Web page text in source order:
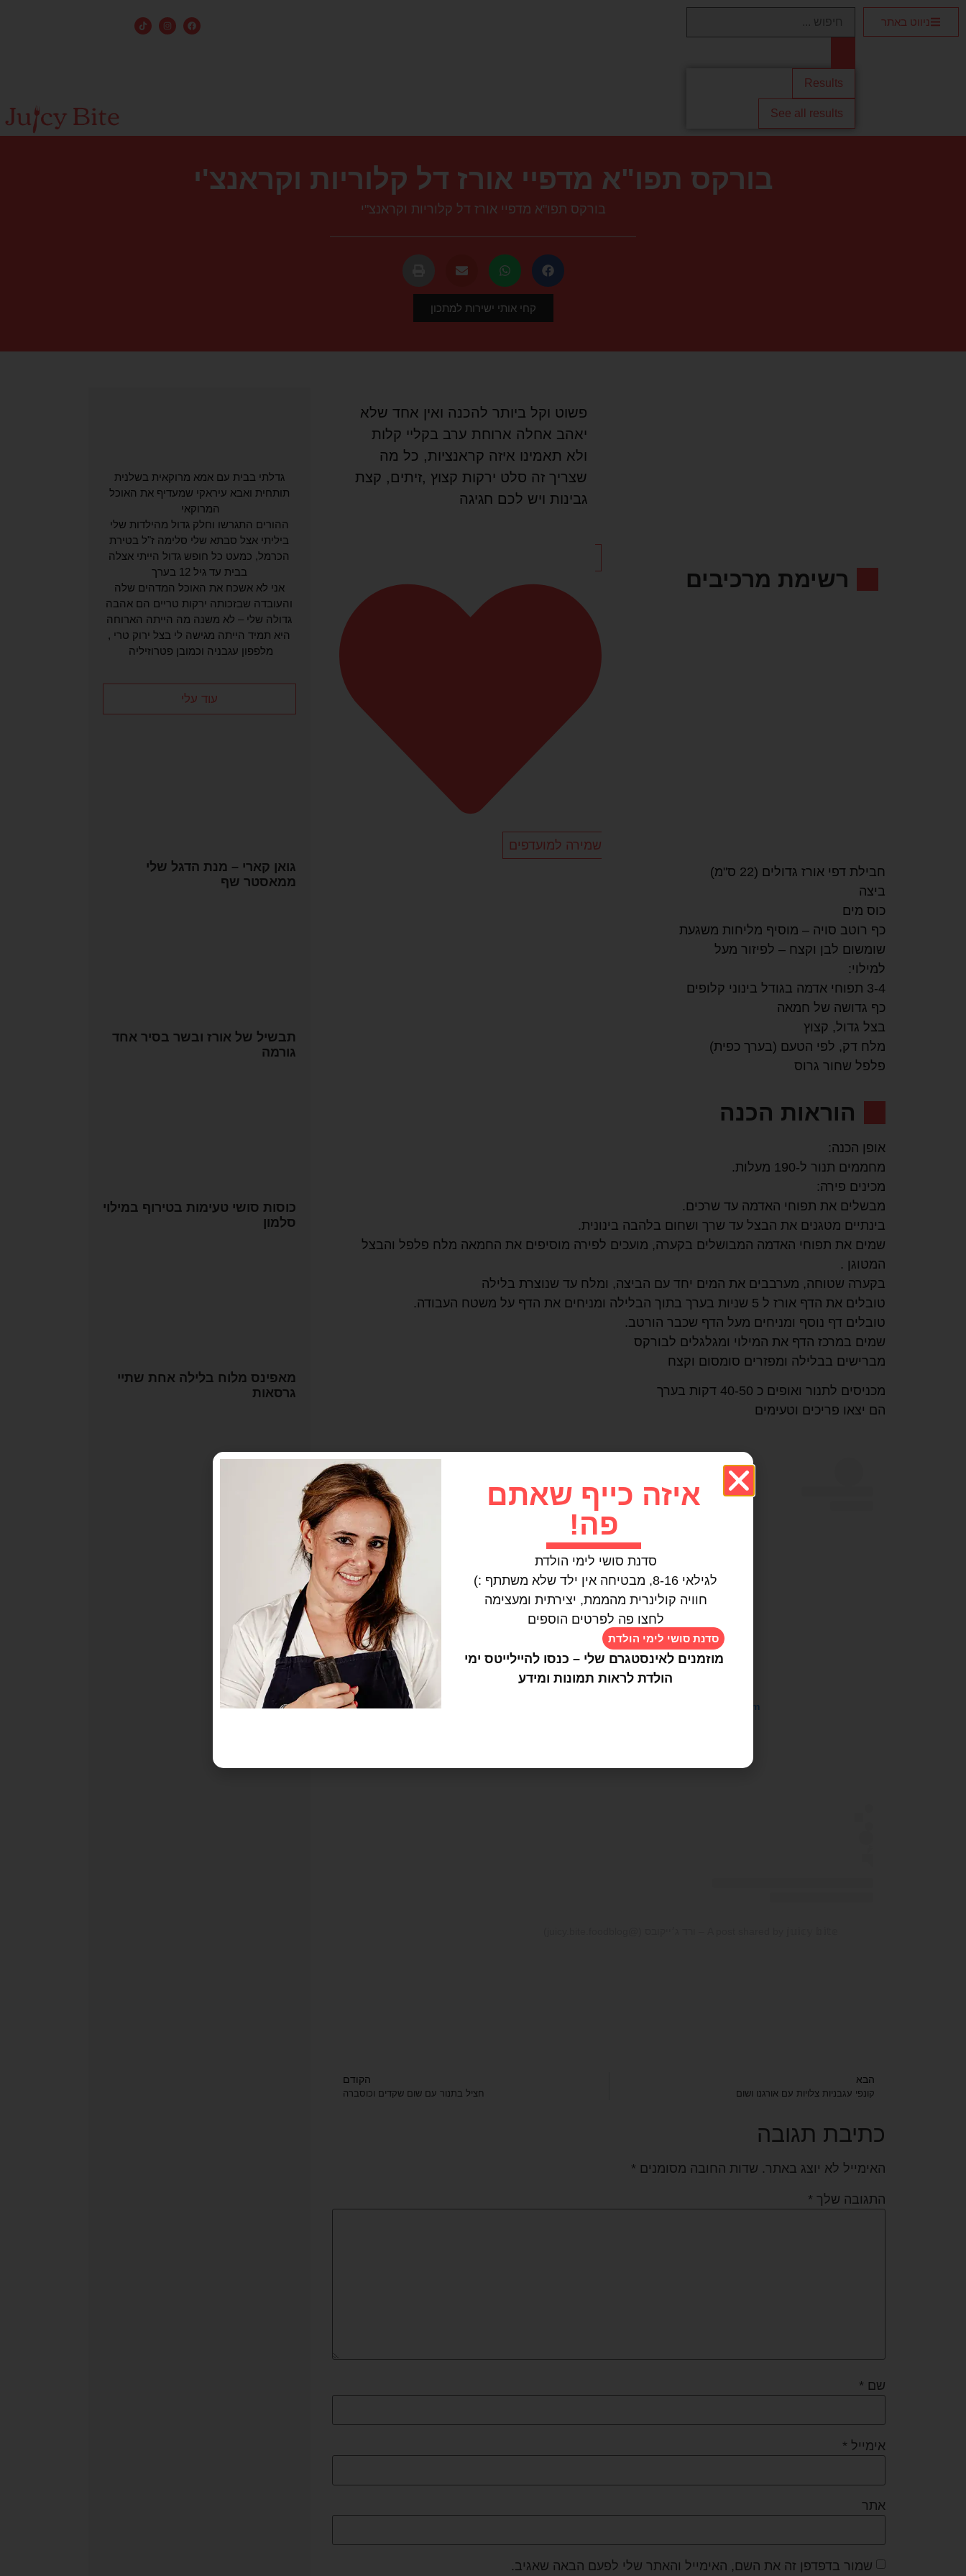
ניווט באתר
Results
See all results
בורקס תפו"א מדפיי אורז דל קלוריות וקראנצ'י
בורקס תפו"א מדפיי אורז דל קלוריות וקראנצ"י
קחי אותי ישירות למתכון
פשוט וקל ביותר להכנה ואין אחד שלא
יאהב אחלה ארוחת ערב בקליי קלות
ולא תאמינו איזה קראנציות, כל מה
שצריך זה סלט ירקות קצוץ ,זיתים, קצת
גבינות ויש לכם חגיגה
רשימת מרכיבים
שמירה למועדפים
חבילת דפי אורז גדולים (22 ס"מ)
ביצה
כוס מים
כף רוטב סויה – מוסיף מליחות משגעת
שומשום לבן וקצח – לפיזור מעל
למילוי:
3-4 תפוחי אדמה בגודל בינוני קלופים
כף גדושה של חמאה
בצל גדול, קצוץ
מלח דק, לפי הטעם (בערך כפית)
פלפל שחור גרוס
הוראות הכנה
אופן הכנה:
מחממים תנור ל-190 מעלות.
מכינים פירה:
מבשלים את תפוחי האדמה עד שרכים.
בינתיים מטגנים את הבצל עד שרך ושחום בלהבה בינונית.
שמים את תפוחי האדמה המבושלים בקערה, מועכים לפירה מוסיפים את החמאה מלח פלפל והבצל
המטוגן .
בקערה שטוחה, מערבבים את המים יחד עם הביצה, ומלח עד שנוצרת בלילה
טובלים את הדף אורז ל 5 שניות בערך בתוך הבלילה ומניחים את הדף על משטח העבודה.
טובלים דף נוסף ומניחים מעל הדף שכבר הורטב.
שמים במרכז הדף את המילוי ומגלגלים לבורקס
מברישים בבלילה ומפזרים סומסום וקצח
מכניסים לתנור ואופים כ 40-50 דקות בערך
הם יצאו פריכים וטעימים
View this post on Instagram
הבא
קונפי עגבניות צלויות עם אורגנו ושום
הקודם
חציל בתנור עם שום שקדים וכוסברה
כתיבת תגובה
האימייל לא יוצג באתר. שדות החובה מסומנים *
התגובה שלך *
שם *
אימייל *
אתר
שמור בדפדפן זה את השם, האימייל והאתר שלי לפעם הבאה שאגיב.
גדלתי בבית עם אמא מרוקאית בשלנית
תותחית ואבא עיראקי שמעדיף את האוכל
המרוקאי
ההורים התגרשו וחלק גדול מהילדות שלי
ביליתי אצל סבתא שלי סלימה ז"ל בטירת
הכרמל, כמעט כל חופש גדול הייתי אצלה
בבית עד גיל 12 בערך
אני לא אשכח את האוכל המדהים שלה
והעובדה שבזכותה ירקות טריים הם אהבה
גדולה שלי – לא משנה מה הייתה הארוחה
היא תמיד הייתה מגישה לי בצל ירוק טרי ,
מלפפון עגבניה וכמובן פטרוזיליה
עוד עלי
גואן קארי – מנת הדגל שלי
ממאסטר שף
תבשיל של אורז ובשר בסיר אחד
גורמה
כוסות סושי טעימות בטירוף במילוי
סלמון
מאפינס מלוח בלילה אחת שתיי
גרסאות
איזה כייף שאתם
פה!
סדנת סושי לימי הולדת
לגילאי 8-16, מבטיחה אין ילד שלא משתתף :)
חוויה קולינרית מהממת, יצירתית ומעצימה
לחצו פה לפרטים הוספים
סדנת סושי לימי הולדת
מוזמנים לאינסטגרם שלי – כנסו להיילייטס ימי
הולדת לראות תמונות ומידע